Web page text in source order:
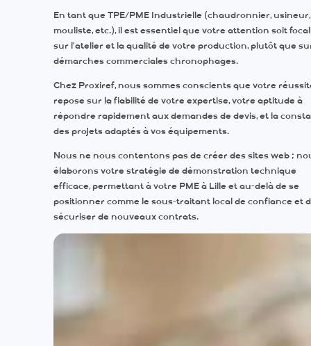
En tant que TPE/PME Industrielle (chaudronnier, usineur,
mouliste, etc.), il est essentiel que votre attention soit
sur l’atelier et la qualité de votre production, plutôt que
démarches commerciales chronophages.
Chez Proxiref, nous sommes conscients que votre
repose sur la fiabilité de votre expertise, votre aptitude à
répondre rapidement aux demandes de devis, et la
des projets adaptés à vos équipements.
Nous ne nous contentons pas de créer des sites web ;
élaborons votre stratégie de démonstration technique
efficace, permettant à votre PME à Lille et au-delà de se
positionner comme le sous-traitant local de confiance et
sécuriser de nouveaux contrats.